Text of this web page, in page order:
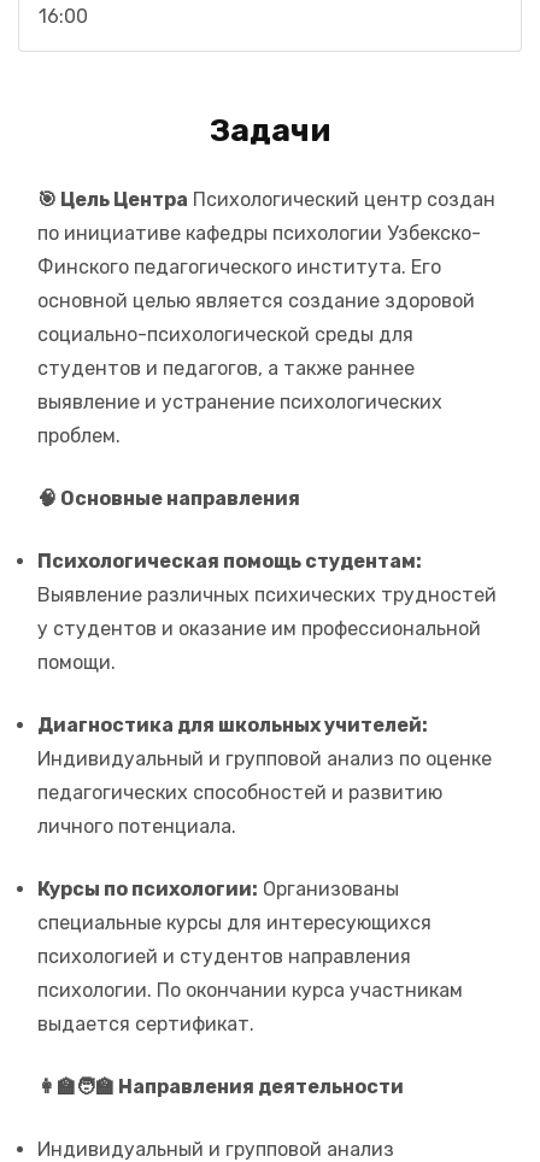
16:00
Задачи
🎯 Цель Центра Психологический центр создан
по инициативе кафедры психологии Узбекско-
Финского педагогического института. Его
основной целью является создание здоровой
социально-психологической среды для
студентов и педагогов, а также раннее
выявление и устранение психологических
проблем.
🧠 Основные направления
Психологическая помощь студентам:
Выявление различных психических трудностей
у студентов и оказание им профессиональной
помощи.
Диагностика для школьных учителей:
Индивидуальный и групповой анализ по оценке
педагогических способностей и развитию
личного потенциала.
Курсы по психологии: Организованы
специальные курсы для интересующихся
психологией и студентов направления
психологии. По окончании курса участникам
выдается сертификат.
👩‍🏫🧑‍🏫 Направления деятельности
Индивидуальный и групповой анализ